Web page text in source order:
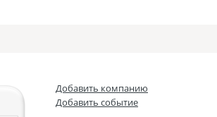
Добавить компанию
Добавить событие